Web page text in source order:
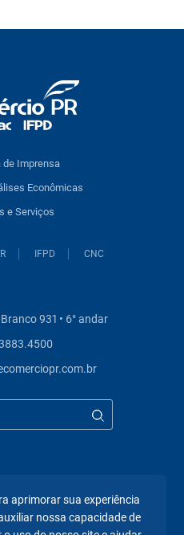
Imprensa
Econômicas
e Serviços
IFPD CNC
931 • 6° andar
PR
aprimorar sua experiência
nossa capacidade de